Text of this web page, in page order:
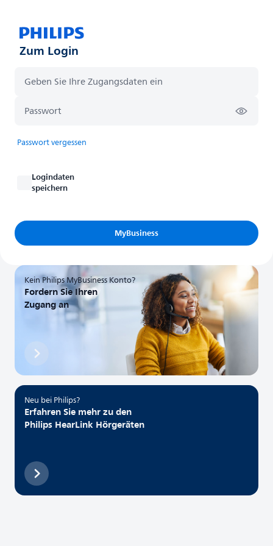
Zum Login
Passwort vergessen
Logindaten
speichern
MyBusiness
Kein Philips MyBusiness Konto?
Fordern Sie Ihren
Zugang an
Neu bei Philips?
Erfahren Sie mehr zu den
Philips HearLink Hörgeräten